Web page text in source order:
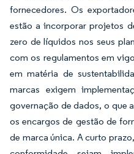
fornecedores. Os
estão a incorporar projetos
zero de líquidos nos seus
com os regulamentos em
em matéria de
marcas exigem
governação de dados, o que
os encargos de gestão de
de marca única. A curto